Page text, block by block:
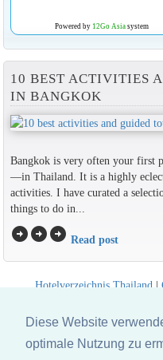
Diese Website
optimale Nutzung zu
Powered by 12Go Asiasystem
10 BEST ACTIVITIES
IN BANGKOK
Bangkok is very often your
—in Thailand. It is a highly
activities. I have curated a
things to do in...
arrow_circle_rightarrow_circle_rightarrow_circle_right Read post
Hotelverzeichnis Thailand |